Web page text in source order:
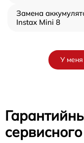
Замена
Instax Mini 8
У меня